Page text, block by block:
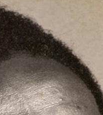
: http://bit.ly/3c8ske3
http://bit.ly/37htv7j
GRAVAÇÕES: http://bit.ly/
2m12F1f